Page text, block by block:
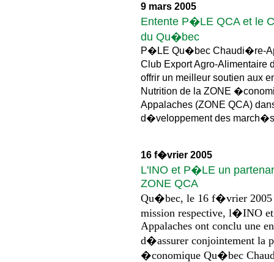
9 mars 2005
Entente P�LE QCA et le
du Qu�bec
P�LE Qu�bec Chaudi�re-
Club Export Agro-
offrir un meilleur soutien aux
Nutrition de la ZONE
Appalaches (ZONE QCA)
d�veloppement des
16 f�vrier 2005
L'INO et P�LE un
ZONE QCA
Qu�bec, le 16 f�vrier 2005
mission respective, l�INO
Appalaches ont conclu une
d�assurer conjointement la
�conomique Qu�bec